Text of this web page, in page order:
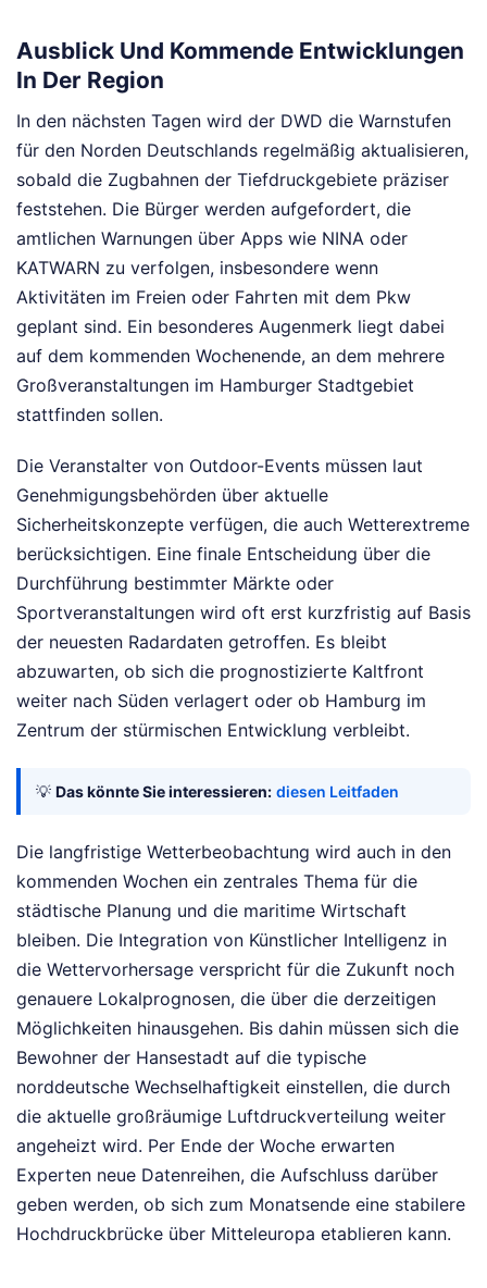
Ausblick Und Kommende Entwicklungen
In Der Region
In den nächsten Tagen wird der DWD die Warnstufen
für den Norden Deutschlands regelmäßig aktualisieren,
sobald die Zugbahnen der Tiefdruckgebiete präziser
feststehen. Die Bürger werden aufgefordert, die
amtlichen Warnungen über Apps wie NINA oder
KATWARN zu verfolgen, insbesondere wenn
Aktivitäten im Freien oder Fahrten mit dem Pkw
geplant sind. Ein besonderes Augenmerk liegt dabei
auf dem kommenden Wochenende, an dem mehrere
Großveranstaltungen im Hamburger Stadtgebiet
stattfinden sollen.
Die Veranstalter von Outdoor-Events müssen laut
Genehmigungsbehörden über aktuelle
Sicherheitskonzepte verfügen, die auch Wetterextreme
berücksichtigen. Eine finale Entscheidung über die
Durchführung bestimmter Märkte oder
Sportveranstaltungen wird oft erst kurzfristig auf Basis
der neuesten Radardaten getroffen. Es bleibt
abzuwarten, ob sich die prognostizierte Kaltfront
weiter nach Süden verlagert oder ob Hamburg im
Zentrum der stürmischen Entwicklung verbleibt.
💡 Das könnte Sie interessieren: diesen Leitfaden
Die langfristige Wetterbeobachtung wird auch in den
kommenden Wochen ein zentrales Thema für die
städtische Planung und die maritime Wirtschaft
bleiben. Die Integration von Künstlicher Intelligenz in
die Wettervorhersage verspricht für die Zukunft noch
genauere Lokalprognosen, die über die derzeitigen
Möglichkeiten hinausgehen. Bis dahin müssen sich die
Bewohner der Hansestadt auf die typische
norddeutsche Wechselhaftigkeit einstellen, die durch
die aktuelle großräumige Luftdruckverteilung weiter
angeheizt wird. Per Ende der Woche erwarten
Experten neue Datenreihen, die Aufschluss darüber
geben werden, ob sich zum Monatsende eine stabilere
Hochdruckbrücke über Mitteleuropa etablieren kann.